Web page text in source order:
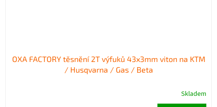
OXA FACTORY těsnění 2T výfuků 43x3mm viton na KTM
/ Husqvarna / Gas / Beta
Skladem